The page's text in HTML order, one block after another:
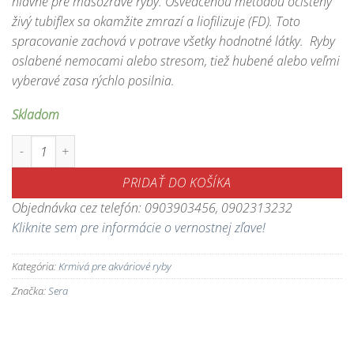
živý tubiflex sa okamžite zmrazí a liofilizuje (FD). Toto
spracovanie zachová v potrave všetky hodnotné látky. Ryby
oslabené nemocami alebo stresom, tiež hubené alebo veľmi
vyberavé zasa rýchlo posilnia.
Skladom
množstvo FD Tubiflex Nature - kvalitné doplnkové krmivo pre akváriové
PRIDAŤ DO KOŠÍKA
Objednávka cez telefón: 0903903456, 0902313232
Kliknite sem pre informácie o vernostnej zľave!
Kategória:Krmivá pre akváriové ryby
Značka:Sera